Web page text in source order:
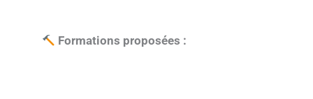
Formations proposées :